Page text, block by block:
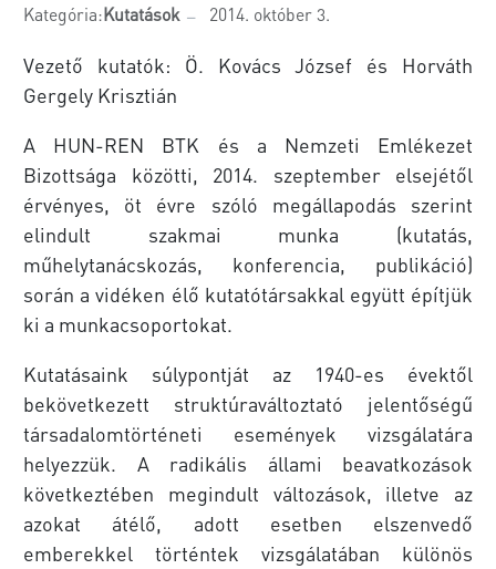
Kategória:Kutatások 2014. október 3.
Vezető kutatók: Ö. Kovács József és Horváth
Gergely Krisztián
A HUN-REN BTK és a Nemzeti Emlékezet
Bizottsága közötti, 2014. szeptember elsejétől
érvényes, öt évre szóló megállapodás szerint
elindult szakmai munka (kutatás,
műhelytanácskozás, konferencia, publikáció)
során a vidéken élő kutatótársakkal együtt építjük
ki a munkacsoportokat.
Kutatásaink súlypontját az 1940-es évektől
bekövetkezett struktúraváltoztató jelentőségű
társadalomtörténeti események vizsgálatára
helyezzük. A radikális állami beavatkozások
következtében megindult változások, illetve az
azokat átélő, adott esetben elszenvedő
emberekkel történtek vizsgálatában különös